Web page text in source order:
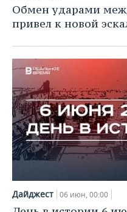
Обмен ударами
привел к новой
Дайджест 06 июн, 00:00